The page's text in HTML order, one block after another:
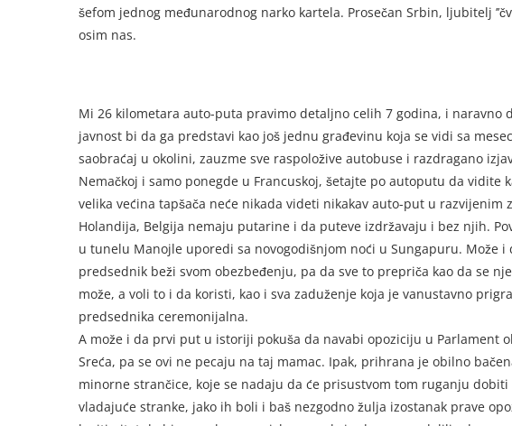
šefom jednog međunarodnog narko kartela. Prosečan Srbin, ljubitelj
osim nas.
Mi 26 kilometara auto-puta pravimo detaljno celih 7 godina, i naravno
javnost bi da ga predstavi kao još jednu građevinu koja se vidi sa
saobraćaj u okolini, zauzme sve raspoložive autobuse i razdragano
Nemačkoj i samo ponegde u Francuskoj, šetajte po autoputu da vidite
velika većina tapšača neće nikada videti nikakav auto-put u razvijenim
Holandija, Belgija nemaju putarine i da puteve izdržavaju i bez njih.
u tunelu Manojle uporedi sa novogodišnjom noći u Sungapuru. Može
predsednik beži svom obezbeđenju, pa da sve to prepriča kao da se
može, a voli to i da koristi, kao i sva zaduženje koja je vanustavno
predsednika ceremonijalna.
A može i da prvi put u istoriji pokuša da navabi opoziciju u Parlament
Sreća, pa se ovi ne pecaju na taj mamac. Ipak, prihrana je obilno
minorne strančice, koje se nadaju da će prisustvom tom ruganju
vladajuće stranke, jako ih boli i baš nezgodno žulja izostanak prave